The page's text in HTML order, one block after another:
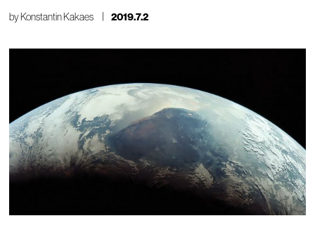
byKonstantin Kakaes 2019.7.2